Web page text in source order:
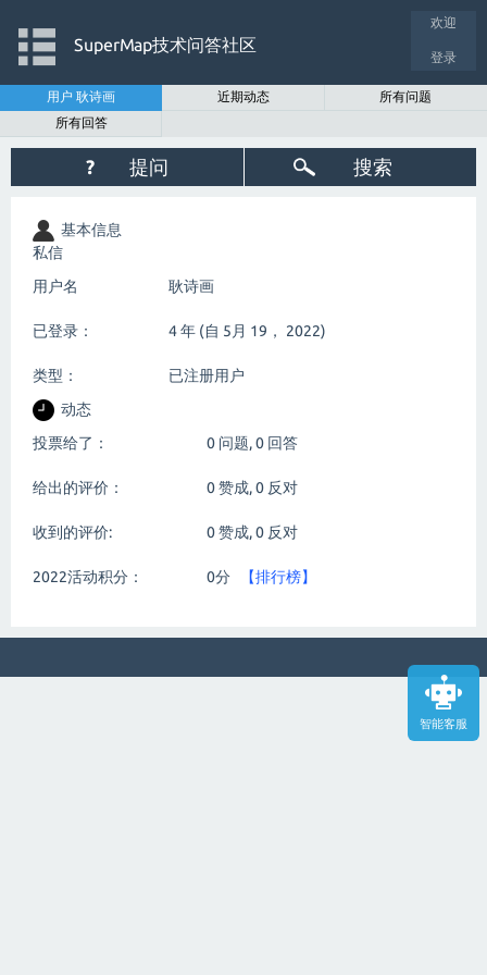
智能客服
欢迎
登录
SuperMap技术问答社区
用户 耿诗画 近期动态
所有问题
所有回答
? 提问 搜索
基本信息
私信
用户名
耿诗画
已登录： 4 年 (自 5月 19， 2022)
类型：
已注册用户
动态
投票给了：
0 问题,0 回答
给出的评价： 0赞成,0 反对
收到的评价: 0赞成,0 反对
2022活动积分： 0分 【排行榜】